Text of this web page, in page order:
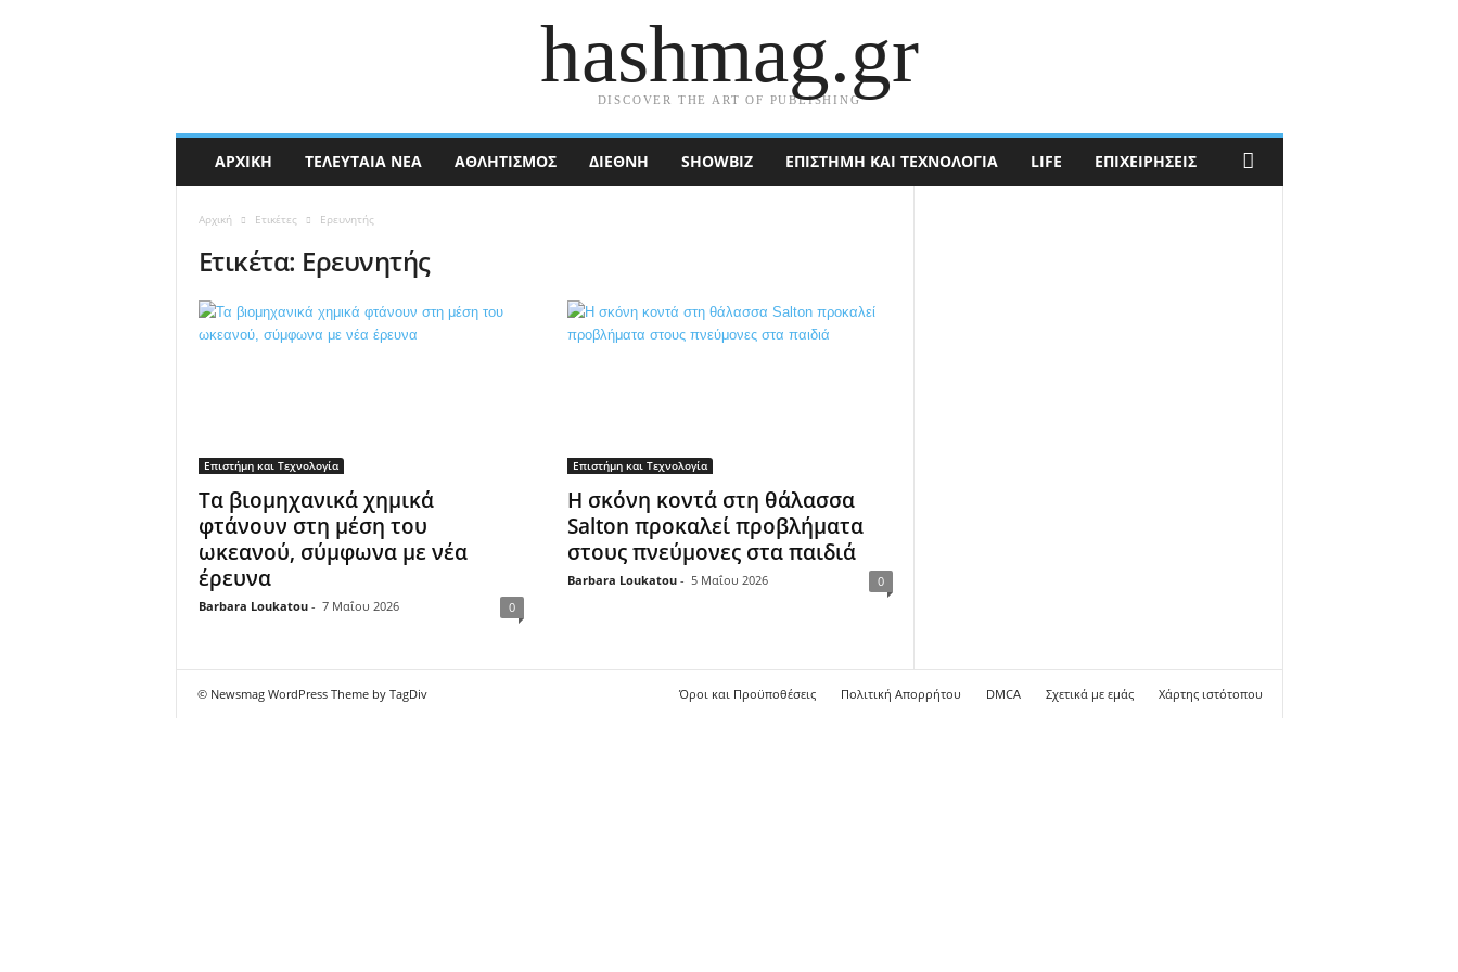
hashmag.gr
DISCOVER THE ART OF PUBLISHING
ΑΡΧΙΚΉ ΤΕΛΕΥΤΑΊΑ ΝΈΑ ΑΘΛΗΤΙΣΜΟΣ ΔΙΕΘΝΉ SHOWBIZ ΕΠΙΣΤΉΜΗ ΚΑΙ ΤΕΧΝΟΛΟΓΊΑ LIFE ΕΠΙΧΕΙΡΉΣΕΙΣ
Αρχική Ετικέτες Ερευνητής
Ετικέτα: Ερευνητής
Επιστήμη και Τεχνολογία
Τα βιομηχανικά χημικά
φτάνουν στη μέση του
ωκεανού, σύμφωνα με νέα
έρευνα
Barbara Loukatou - 7 Μαΐου 2026 0
Επιστήμη και Τεχνολογία
Η σκόνη κοντά στη θάλασσα
Salton προκαλεί προβλήματα
στους πνεύμονες στα παιδιά
Barbara Loukatou - 5 Μαΐου 2026 0
Όροι και Προϋποθέσεις Πολιτική Απορρήτου DMCA Σχετικά με εμάς Χάρτης ιστότοπου
© Newsmag WordPress Theme by TagDiv